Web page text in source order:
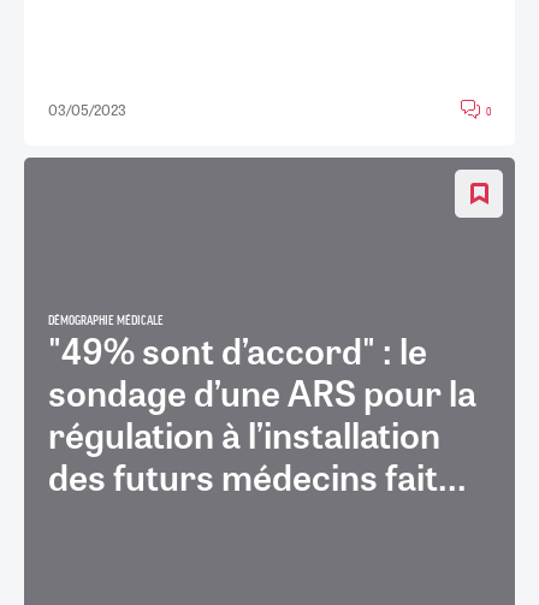
03/05/2023 0
DÉMOGRAPHIE MÉDICALE
"49% sont d’accord" : le
sondage d’une ARS pour la
régulation à l’installation
des futurs médecins fait...